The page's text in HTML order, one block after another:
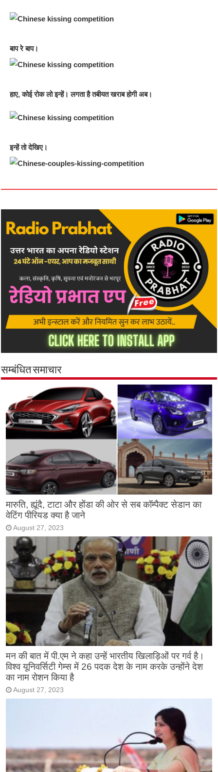
बाप रे बाप।
हाए, कोई रोक लो इन्‍हें। लगता है तबीयत खराब होगी अब।
इन्हें तो देखिए।
सम्बंधित समाचार
मारुति, ह्यूंदै, टाटा और होंडा की ओर से सब कॉम्पैक्ट सेडान का
वेटिंग पीरियड क्या है जाने
August 27, 2023
मन की बात में पी.एम ने कहा उन्हें भारतीय खिलाड़िओं पर गर्व है।
विश्व यूनिवर्सिटी गेम्स में 26 पदक देश के नाम करके उन्होंने देश
का नाम रोशन किया है
August 27, 2023